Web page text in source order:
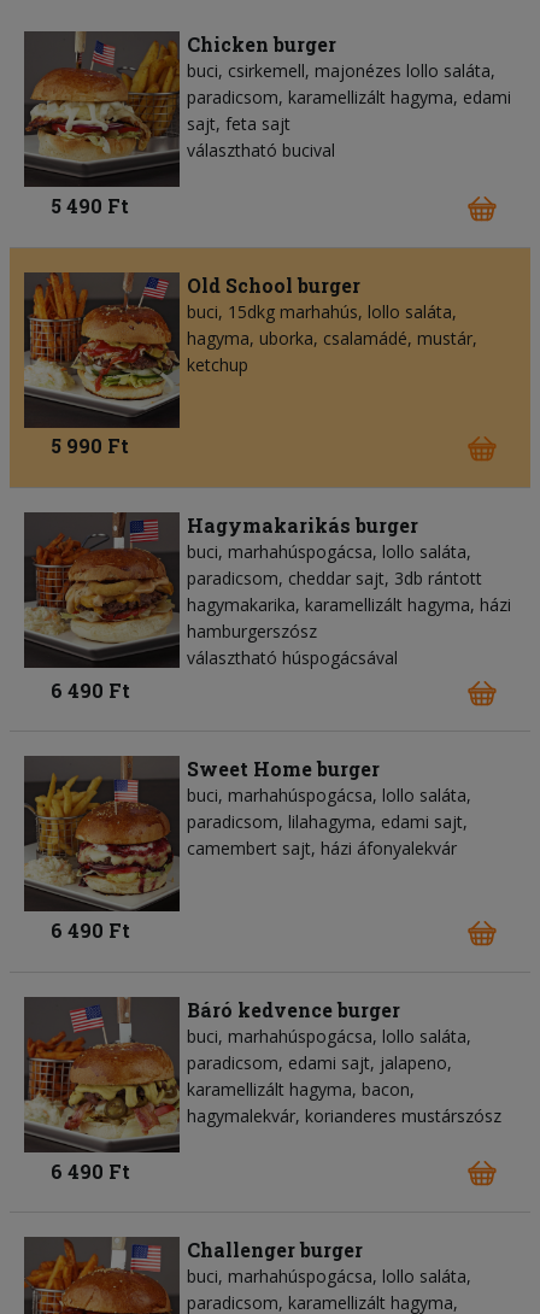
Chicken burger
buci, csirkemell, majonézes lollo saláta,
paradicsom, karamellizált hagyma, edami
sajt, feta sajt
választható bucival
5 490 Ft
Old School burger
buci, 15dkg marhahús, lollo saláta,
hagyma, uborka, csalamádé, mustár,
ketchup
5 990 Ft
Hagymakarikás burger
buci, marhahúspogácsa, lollo saláta,
paradicsom, cheddar sajt, 3db rántott
hagymakarika, karamellizált hagyma, házi
hamburgerszósz
választható húspogácsával
6 490 Ft
Sweet Home burger
buci, marhahúspogácsa, lollo saláta,
paradicsom, lilahagyma, edami sajt,
camembert sajt, házi áfonyalekvár
6 490 Ft
Báró kedvence burger
buci, marhahúspogácsa, lollo saláta,
paradicsom, edami sajt, jalapeno,
karamellizált hagyma, bacon,
hagymalekvár, korianderes mustárszósz
6 490 Ft
Challenger burger
buci, marhahúspogácsa, lollo saláta,
paradicsom, karamellizált hagyma,